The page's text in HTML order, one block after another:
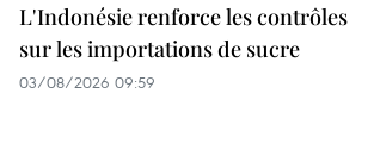
L'Indonésie renforce les contrôles
sur les importations de sucre
03/08/2026 09:59